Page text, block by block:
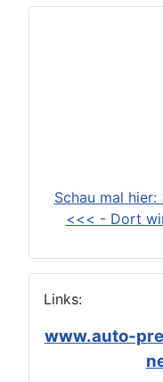
Schau mal
<<< - Dort
Links:
www.auto-